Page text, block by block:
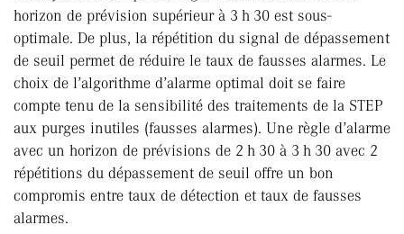
horizon de prévision supérieur à 3 h 30 est sous-
optimale. De plus, la répétition du signal de dépassement
de seuil permet de réduire le taux de fausses alarmes. Le
choix de l’algorithme d’alarme optimal doit se faire
compte tenu de la sensibilité des traitements de la STEP
aux purges inutiles (fausses alarmes). Une règle d’alarme
avec un horizon de prévisions de 2 h 30 à 3 h 30 avec 2
répétitions du dépassement de seuil offre un bon
compromis entre taux de détection et taux de fausses
alarmes.